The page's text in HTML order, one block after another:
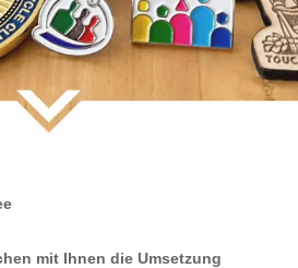
mit Ihnen die Umsetzung